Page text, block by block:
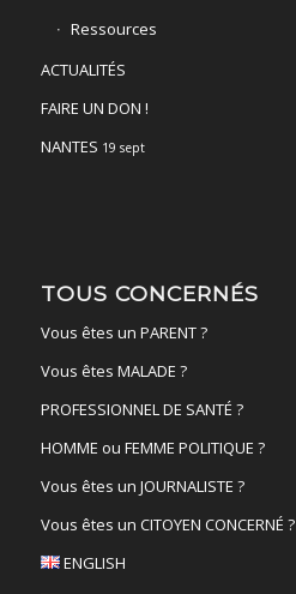
Ressources
ACTUALITÉS
FAIRE UN DON !
NANTES 19 sept
TOUS CONCERNÉS
Vous êtes un PARENT ?
Vous êtes MALADE ?
PROFESSIONNEL DE SANTÉ ?
HOMME ou FEMME POLITIQUE ?
Vous êtes un JOURNALISTE ?
Vous êtes un CITOYEN CONCERNÉ ?
ENGLISH